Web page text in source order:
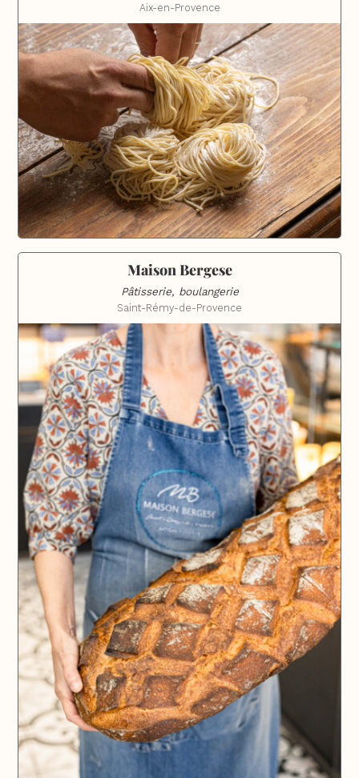
Aix-en-Provence
Maison Bergese
Pâtisserie, boulangerie
Saint-Rémy-de-Provence